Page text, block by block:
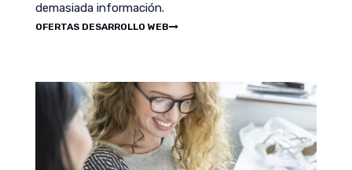
demasiada información.
OFERTAS DESARROLLO WEB